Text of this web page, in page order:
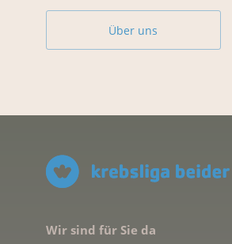
Über uns
Wir sind für Sie da